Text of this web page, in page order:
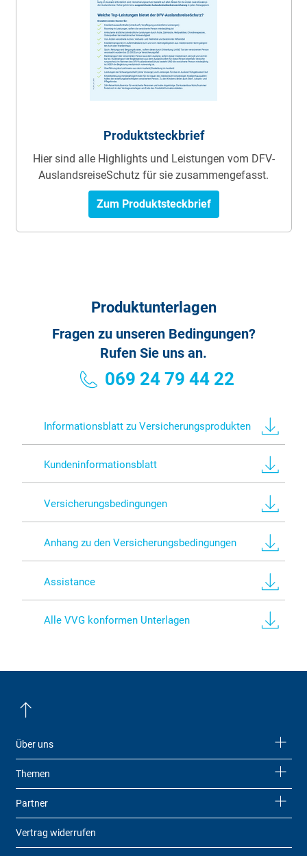
Produktsteckbrief
Hier sind alle Highlights und Leistungen vom DFV-
AuslandsreiseSchutz für sie zusammengefasst.
Zum Produktsteckbrief
Produktunterlagen
Fragen zu unseren Bedingungen?
Rufen Sie uns an.
069 24 79 44 22
Informationsblatt zu Versicherungsprodukten
Kundeninformationsblatt
Versicherungsbedingungen
Anhang zu den Versicherungsbedingungen
Assistance
Alle VVG konformen Unterlagen
Über uns
Themen
Partner
Vertrag widerrufen